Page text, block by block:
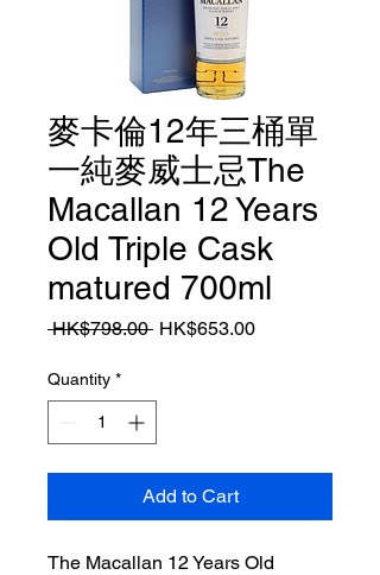
麥卡倫12年三桶單
一純麥威士忌The
Macallan 12 Years
Old Triple Cask
matured 700ml
HK$798.00 Regular
HK$653.00Sale
Quantity *
Add to Cart
The Macallan 12 Years Old